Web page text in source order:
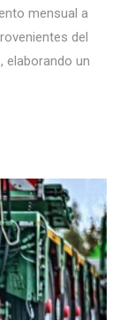
mensual a
del
elaborando un